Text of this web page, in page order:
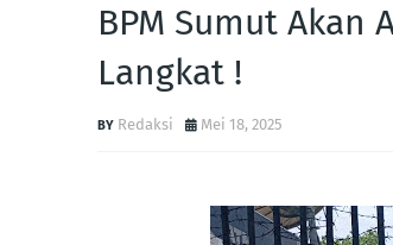
BPM Sumut Akan
Langkat !
Redaksi Mei 18, 2025